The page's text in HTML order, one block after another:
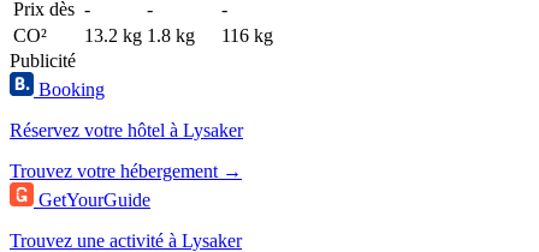
Prix dès - -
-
CO²
13.2 kg 1.8 kg
116 kg
Publicité
Booking
Réservez votre hôtel à Lysaker
Trouvez votre hébergement →
GetYourGuide
Trouvez une activité à Lysaker